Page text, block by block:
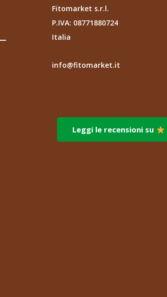
Fitomarket s.r.l.
P.IVA: 08771880724
Italia
info@fitomarket.it
Leggi le recensioni su